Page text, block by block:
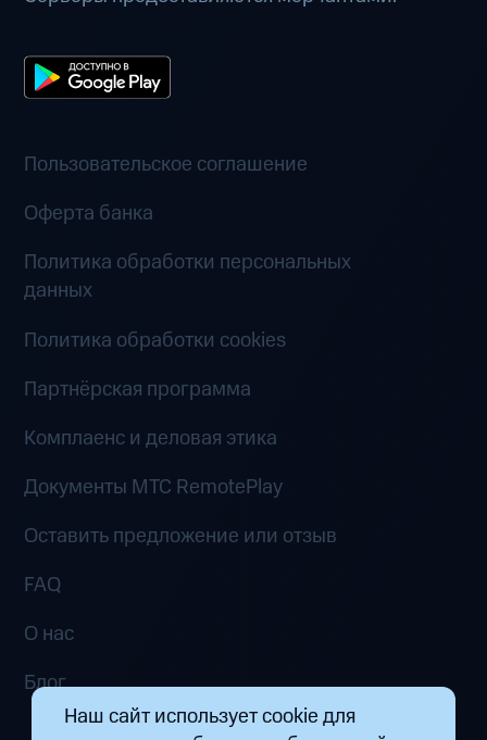
Наш сайт использует cookie для
Пользовательское соглашение
Оферта банка
Политика обработки персональных
данных
Политика обработки cookies
Партнёрская программа
Комплаенс и деловая этика
Документы MTC RemotePlay
Оставить предложение или отзыв
FAQ
О нас
Блог